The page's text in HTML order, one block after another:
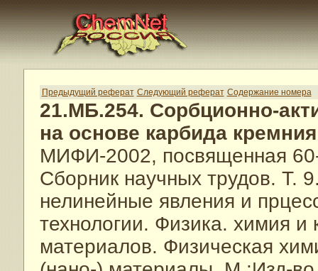
Предыдущий реферат Следующий реферат Содержание номера
21.МБ.254. Сорбционно-
на основе карбида кремния
МИФИ-2002, посвященная
Сборник научных трудов. Т.
нелинейные явления и
технологии. Физика. химия и
материалов. Физическая